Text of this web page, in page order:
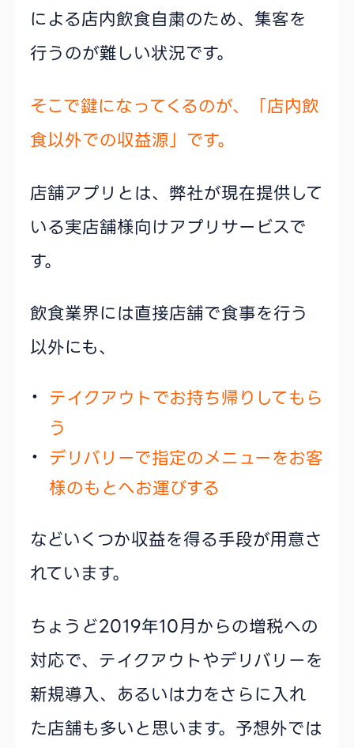
による店内飲食自粛のため、集客を
行うのが難しい状況です。
そこで鍵になってくるのが、「店内飲
食以外での収益源」です。
店舗アプリとは、弊社が現在提供して
いる実店舗様向けアプリサービスで
す。
飲食業界には直接店舗で食事を行う
以外にも、
テイクアウトでお持ち帰りしてもら
う
デリバリーで指定のメニューをお客
様のもとへお運びする
などいくつか収益を得る手段が用意さ
れています。
ちょうど2019年10月からの増税への
対応で、テイクアウトやデリバリーを
新規導入、あるいは力をさらに入れ
た店舗も多いと思います。予想外では